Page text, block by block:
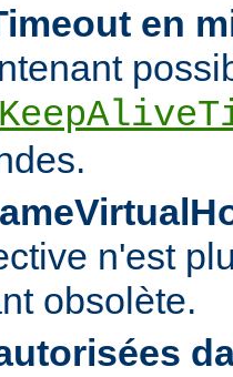
en
n'est
obsolète.